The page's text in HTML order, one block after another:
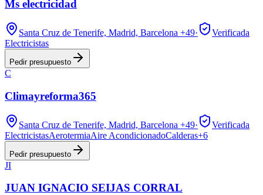
Ms electricidad
Santa Cruz de Tenerife, Madrid, Barcelona +49·
Verificada
Electricistas
Pedir presupuesto
C
Climayreforma365
Santa Cruz de Tenerife, Madrid, Barcelona +49·
Verificada
ElectricistasAerotermiaAire AcondicionadoCalderas+6
Pedir presupuesto
JI
JUAN IGNACIO SEIJAS CORRAL